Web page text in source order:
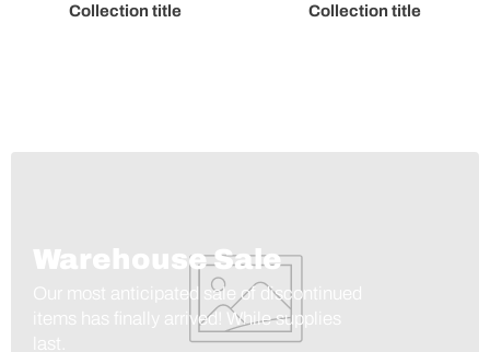
Collection title Collection title
Warehouse Sale
Our most anticipated sale of discontinued
items has finally arrived! While supplies